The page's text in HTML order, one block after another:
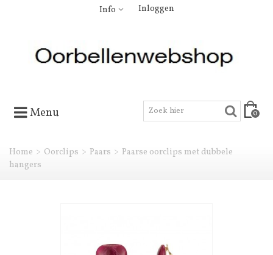
Info Inloggen
Menu 0
Home > Oorclips > Paars > Paarse oorclips met dubbele
hangers